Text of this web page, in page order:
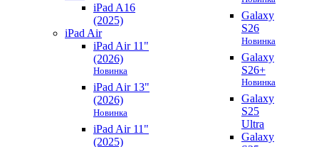
iPad A16
(2025)
iPad Air
iPad Air 11"
(2026)
Новинка
iPad Air 13"
(2026)
Новинка
iPad Air 11"
(2025)
Galaxy
S26
Новинка
Galaxy
S26+
Новинка
Galaxy
S25
Ultra
Galaxy